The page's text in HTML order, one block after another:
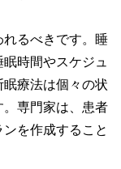
れるべきです。睡
時間やスケジュ
療法は個々の状
専門家は、患者
を作成すること